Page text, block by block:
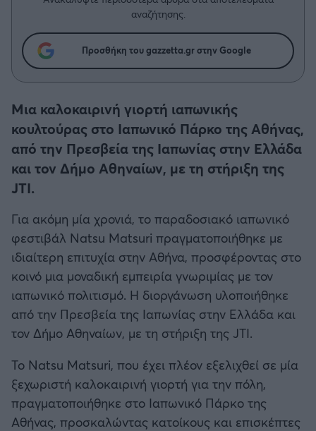
Δημήτρης Τσορμπατζόγλου
Λεβαδειακός
Βόλος
Ατρόμητος Αθηνών
Παναιτωλικός
Καλαμάτα
Ηρακλής
Μπαρτσελόνα
Συνεντεύξεις
Μια Ιστορία από την Πόλη
αναζήτησης.
Προσθήκη του gazzetta.gr στην Google
Μια καλοκαιρινή γιορτή ιαπωνικής
κουλτούρας στο Ιαπωνικό Πάρκο της Αθήνας,
από την Πρεσβεία της Ιαπωνίας στην Ελλάδα
και τον Δήμο Αθηναίων, με τη στήριξη της
JTI.
Για ακόμη μία χρονιά, το παραδοσιακό ιαπωνικό
φεστιβάλ Natsu Matsuri πραγματοποιήθηκε με
ιδιαίτερη επιτυχία στην Αθήνα, προσφέροντας στο
κοινό μια μοναδική εμπειρία γνωριμίας με τον
ιαπωνικό πολιτισμό. Η διοργάνωση υλοποιήθηκε
από την Πρεσβεία της Ιαπωνίας στην Ελλάδα και
τον Δήμο Αθηναίων, με τη στήριξη της JTI.
Το Natsu Matsuri, που έχει πλέον εξελιχθεί σε μία
ξεχωριστή καλοκαιρινή γιορτή για την πόλη,
πραγματοποιήθηκε στο Ιαπωνικό Πάρκο της
Αθήνας, προσκαλώντας κατοίκους και επισκέπτες